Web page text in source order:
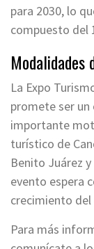
para 2030, lo
compuesto del
Modalidades
La Expo
promete ser
importante
turístico de
Benito Juárez
evento espera
crecimiento del
Para más